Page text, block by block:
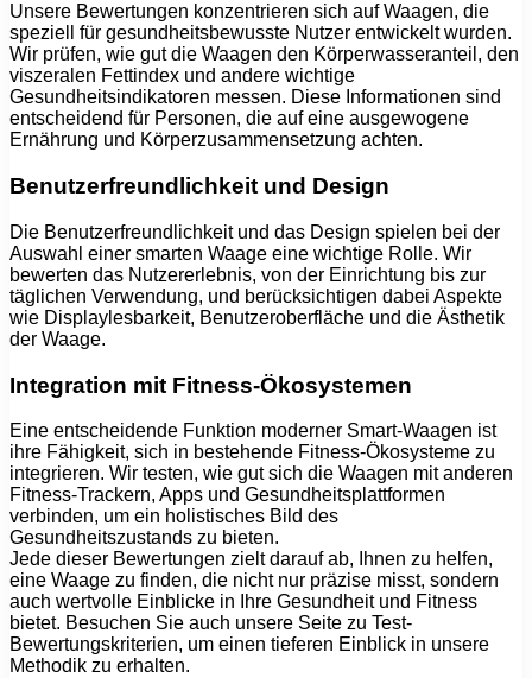
Unsere Bewertungen konzentrieren sich auf Waagen, die
speziell für gesundheitsbewusste Nutzer entwickelt wurden.
Wir prüfen, wie gut die Waagen den Körperwasseranteil, den
viszeralen Fettindex und andere wichtige
Gesundheitsindikatoren messen. Diese Informationen sind
entscheidend für Personen, die auf eine ausgewogene
Ernährung und Körperzusammensetzung achten.
Benutzerfreundlichkeit und Design
Die Benutzerfreundlichkeit und das Design spielen bei der
Auswahl einer smarten Waage eine wichtige Rolle. Wir
bewerten das Nutzererlebnis, von der Einrichtung bis zur
täglichen Verwendung, und berücksichtigen dabei Aspekte
wie Displaylesbarkeit, Benutzeroberfläche und die Ästhetik
der Waage.
Integration mit Fitness-Ökosystemen
Eine entscheidende Funktion moderner Smart-Waagen ist
ihre Fähigkeit, sich in bestehende Fitness-Ökosysteme zu
integrieren. Wir testen, wie gut sich die Waagen mit anderen
Fitness-Trackern, Apps und Gesundheitsplattformen
verbinden, um ein holistisches Bild des
Gesundheitszustands zu bieten.
Jede dieser Bewertungen zielt darauf ab, Ihnen zu helfen,
eine Waage zu finden, die nicht nur präzise misst, sondern
auch wertvolle Einblicke in Ihre Gesundheit und Fitness
bietet. Besuchen Sie auch unsere Seite zu Test-
Bewertungskriterien, um einen tieferen Einblick in unsere
Methodik zu erhalten.